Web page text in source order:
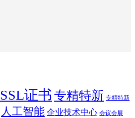
SSL证书 专精特新 专精特新
人工智能 企业技术中心 会议会展